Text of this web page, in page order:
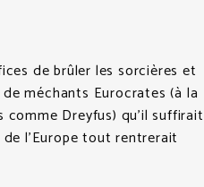
de brûler les sorcières et
méchants Eurocrates (à la
comme Dreyfus) qu’il suffirait
l’Europe tout rentrerait